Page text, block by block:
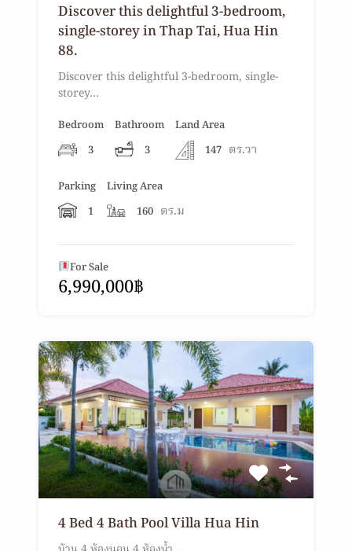
Discover this delightful 3-bedroom,
single-storey in Thap Tai, Hua Hin
88.
Discover this delightful 3-bedroom, single-
storey…
Bedroom
3
Bathroom
3
Land Area
147 ตร.วา
Parking
1
Living Area
160 ตร.ม
For Sale
6,990,000฿
4 Bed 4 Bath Pool Villa Hua Hin